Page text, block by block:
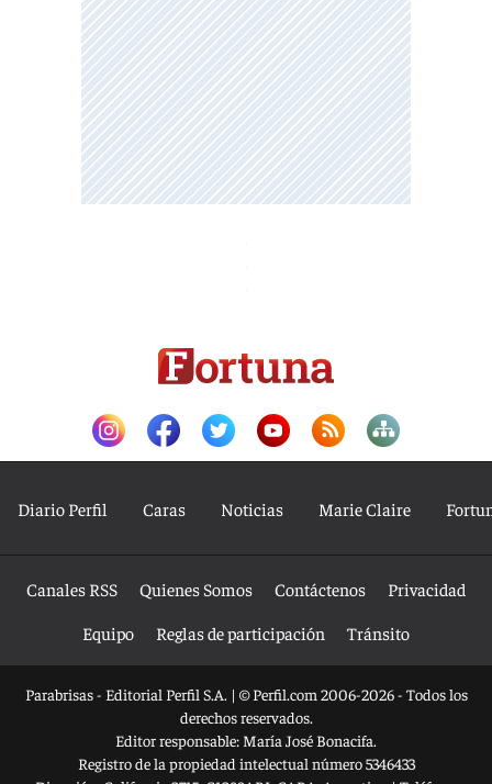
Diario Perfil Caras Noticias Marie Claire
Canales RSS Quienes Somos Contáctenos
Privacidad
Equipo
Reglas de participación Tránsito
Parabrisas - Editorial Perfil S.A. | © Perfil.com 2006-2026 - Todos los
derechos reservados.
Editor responsable: María José Bonacifa.
Registro de la propiedad intelectual número 5346433